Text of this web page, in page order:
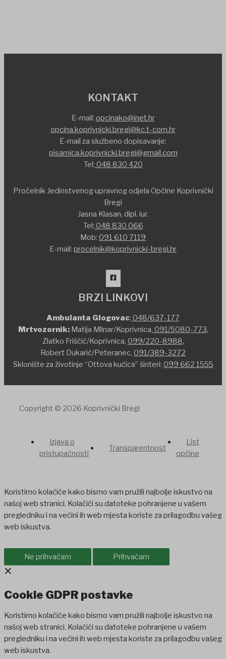
KONTAKT
E-mail: opcinako@inet.hr
opcina.koprivnicki.bregi@kc.t-com.hr
E-mail za službeno dopisavanje:
pisarnica.koprivnicki.bregi@gmail.com
Tel: 048 830 420
Pročelnik Jedinstvenog upravnog odjela Općine Koprivnički
Bregi
Jasna Klasan, dipl. iur.
Tel: 048 830 066
Mob: 091 610 7119
E-mail: procelnik@koprivnicki-bregi.hr
BRZI LINKOVI
Ambulanta Glogovac: 048/637-177
Mrtvozornik:Matija Mlinar/Koprivnica, 091/5080-773,
Zlatko Friščić/Koprivnica, 099/220-8988,
Robert Dukarić/Peteranec, 091/389-3272
Sklonište za životinje “Ottova kućica” šinteri: 099 662 1555
Copyright © 2026 Koprivnički Bregi
Izjava o
pristupačnosti
Transparentnost
List
općine
Koristimo kolačiće kako bismo vam pružili najbolje iskustvo na
našoj web stranici. Kolačići su datoteke pohranjene u vašem
pregledniku i na većini ih web mjesta koriste za prilagodbu vašeg
web iskustva.
Ne prihvaćam Prihvaćam
×
Cookie GDPR postavke
Koristimo kolačiće kako bismo vam pružili najbolje iskustvo na
našoj web stranici. Kolačići su datoteke pohranjene u vašem
pregledniku i na većini ih web mjesta koriste za prilagodbu vašeg
web iskustva.